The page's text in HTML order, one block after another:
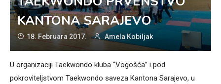
KANTONA SARAJEVO
18. Februara 2017. Amela Kobiljak
U organizaciji Taekwondo kluba “Vogošća” i pod
pokroviteljstvom Taekwondo saveza Kantona Sarajevo, u